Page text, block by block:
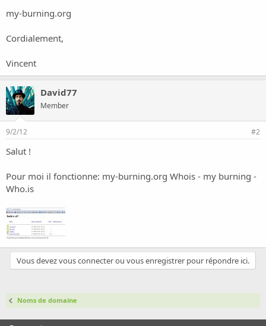
u
s
o
my-burning.org
Cordialement,
Vincent
David77
Member
9/2/12 #2
Salut !
Pour moi il fonctionne: my-burning.org Whois - my burning -
Who.is
Vous devez vous connecter ou vous enregistrer pour répondre ici.
Noms de domaine